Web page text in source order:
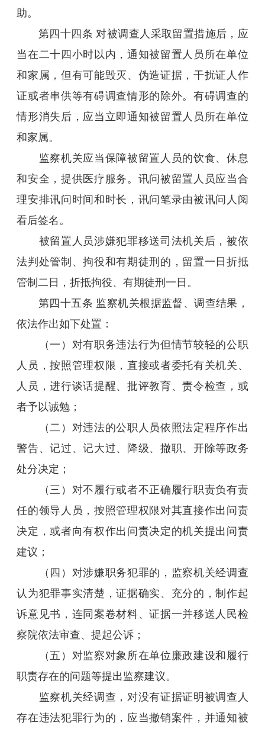
助。
第四十四条 对被调查人采取留置措施后，应
当在二十四小时以内，通知被留置人员所在单位
和家属，但有可能毁灭、伪造证据，干扰证人作
证或者串供等有碍调查情形的除外。有碍调查的
情形消失后，应当立即通知被留置人员所在单位
和家属。
监察机关应当保障被留置人员的饮食、休息
和安全，提供医疗服务。讯问被留置人员应当合
理安排讯问时间和时长，讯问笔录由被讯问人阅
看后签名。
被留置人员涉嫌犯罪移送司法机关后，被依
法判处管制、拘役和有期徒刑的，留置一日折抵
管制二日，折抵拘役、有期徒刑一日。
第四十五条 监察机关根据监督、调查结果，
依法作出如下处置：
（一）对有职务违法行为但情节较轻的公职
人员，按照管理权限，直接或者委托有关机关、
人员，进行谈话提醒、批评教育、责令检查，或
者予以诫勉；
（二）对违法的公职人员依照法定程序作出
警告、记过、记大过、降级、撤职、开除等政务
处分决定；
（三）对不履行或者不正确履行职责负有责
任的领导人员，按照管理权限对其直接作出问责
决定，或者向有权作出问责决定的机关提出问责
建议；
（四）对涉嫌职务犯罪的，监察机关经调查
认为犯罪事实清楚，证据确实、充分的，制作起
诉意见书，连同案卷材料、证据一并移送人民检
察院依法审查、提起公诉；
（五）对监察对象所在单位廉政建设和履行
职责存在的问题等提出监察建议。
监察机关经调查，对没有证据证明被调查人
存在违法犯罪行为的，应当撤销案件，并通知被